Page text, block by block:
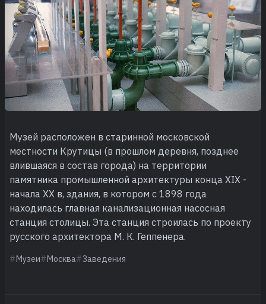
Музей расположен в старинной московской
местности Крутицы (в прошлом деревня, позднее
влившаяся в состав города) на территории
памятника промышленной архитектуры конца XIX -
начала XX в, здания, в котором с 1898 года
находилась главная канализационная насосная
станция столицы. Эта станция строилась по проекту
русского архитектора М. К. Геппенера.
Музеи Москва Заведения